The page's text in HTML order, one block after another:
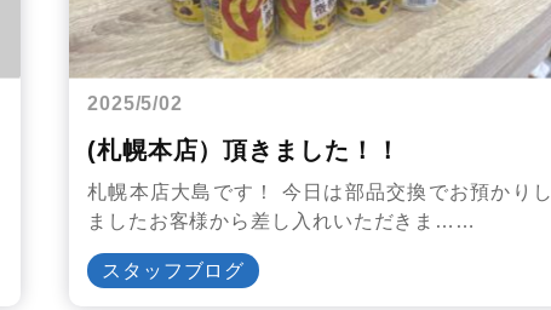
2025/5/02
(札幌本店）頂きました！！
札幌本店大島です！ 今日は部品交換でお預かりし
ましたお客様から差し入れいただきま……
スタッフブログ